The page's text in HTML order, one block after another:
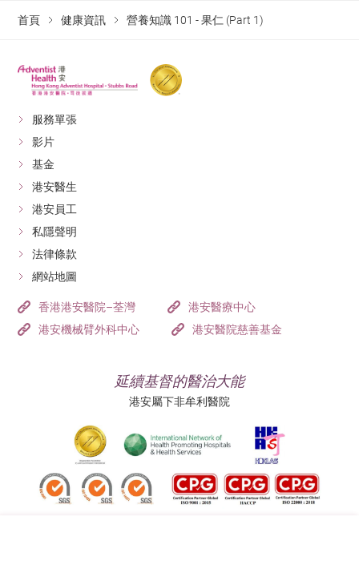
首頁 健康資訊 營養知識 101 - 果仁 (Part 1)
服務單張
影片
基金
港安醫生
港安員工
私隱聲明
法律條款
網站地圖
香港港安醫院–荃灣
港安醫療中心
港安機械臂外科中心
港安醫院慈善基金
延續基督的醫治大能
港安屬下非牟利醫院